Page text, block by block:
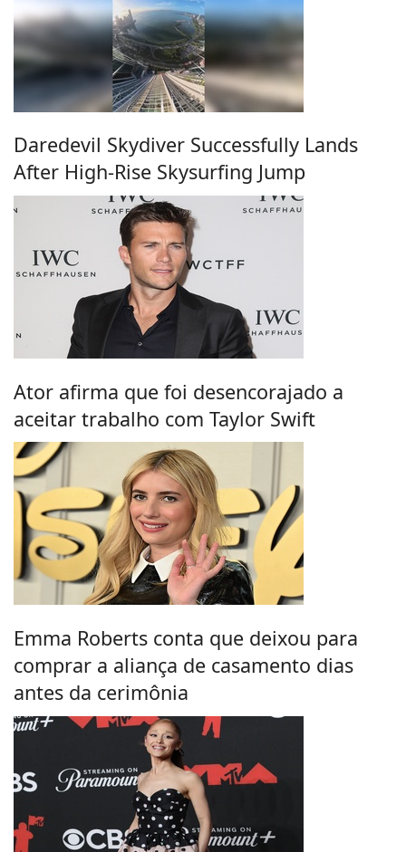
Daredevil Skydiver Successfully Lands
After High-Rise Skysurfing Jump
Ator afirma que foi desencorajado a
aceitar trabalho com Taylor Swift
Emma Roberts conta que deixou para
comprar a aliança de casamento dias
antes da cerimônia